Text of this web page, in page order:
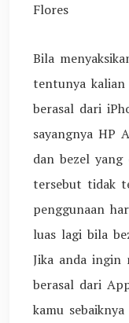
Flores
Bila
tentunya kalian
berasal dari
sayangnya HP
dan bezel yang
tersebut tidak
penggunaan
luas lagi bila
Jika anda ingin
berasal dari
kamu